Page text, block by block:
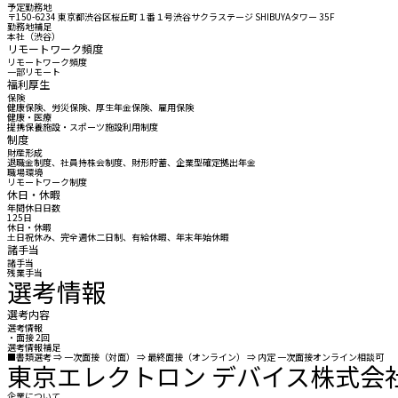
予定勤務地
〒150-6234 東京都渋谷区桜丘町１番１号渋谷サクラステージ SHIBUYAタワー 35F
勤務地補足
本社（渋谷）
リモートワーク頻度
リモートワーク頻度
一部リモート
福利厚生
保険
健康保険、労災保険、厚生年金保険、雇用保険
健康・医療
提携保養施設・スポーツ施設利用制度
制度
財産形成
退職金制度、社員持株会制度、財形貯蓄、企業型確定拠出年金
職場環境
リモートワーク制度
休日・休暇
年間休日日数
125日
休日・休暇
土日祝休み、完全週休二日制、有給休暇、年末年始休暇
諸手当
諸手当
残業手当
選考情報
選考内容
選考情報
・面接 2回
選考情報補足
■書類選考 ⇒ 一次面接（対面） ⇒ 最終面接（オンライン） ⇒ 内定 一次面接オンライン相談可
東京エレクトロン デバイス株式会